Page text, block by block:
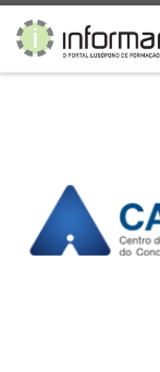
Skip to content